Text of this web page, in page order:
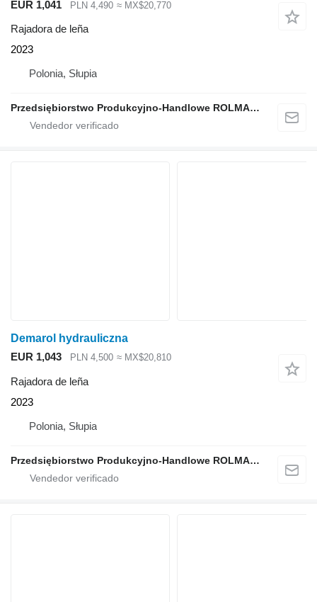
EUR 1,041
PLN 4,490 ≈ MX$20,770
Rajadora de leña
2023
Polonia, Słupia
Przedsiębiorstwo Produkcyjno-Handlowe ROLMAPOL Marcin Dziekan
Demarol hydrauliczna
EUR 1,043
PLN 4,500 ≈ MX$20,810
Rajadora de leña
2023
Polonia, Słupia
Przedsiębiorstwo Produkcyjno-Handlowe ROLMAPOL Marcin Dziekan